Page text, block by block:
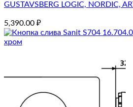
GUSTAVSBERG LOGIC, NORDIC,
5,390.00 ₽